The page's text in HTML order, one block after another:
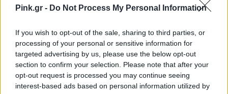
Pink.gr - Do Not Process My Personal Information
If you wish to opt-out of the sale, sharing to third parties, or
processing of your personal or sensitive information for
targeted advertising by us, please use the below opt-out
section to confirm your selection. Please note that after your
opt-out request is processed you may continue seeing
interest-based ads based on personal information utilized by